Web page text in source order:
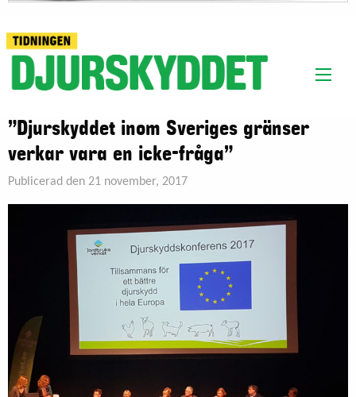
”Djurskyddet inom Sveriges gränser
verkar vara en icke-fråga”
Publicerad den 21 november, 2017